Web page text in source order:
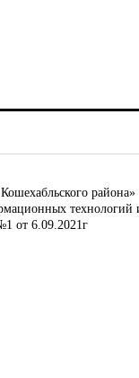
района»
от 6.09.2021г